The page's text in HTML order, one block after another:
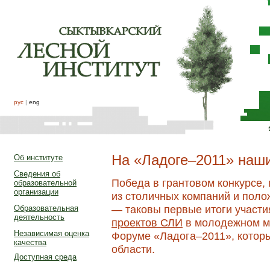
рус | eng
Об институте
Сведения об
образовательной
организации
Образовательная
деятельность
Независимая оценка
качества
Доступная среда
На «Ладоге–2011»
Победа в грантовом
из столичных компаний и
— таковы первые итоги
проектов СЛИ в молодежном
Форуме «Ладога–2011»,
области.